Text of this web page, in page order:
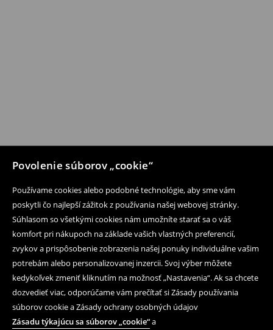
Povolenie súborov „cookie“
Používame cookies alebo podobné technológie, aby sme vám
poskytli čo najlepší zážitok z používania našej webovej stránky.
Súhlasom so všetkými cookies nám umožníte starať sa o váš
komfort pri nákupoch na základe vašich vlastných preferencií,
zvykov a prispôsobenie zobrazenia našej ponuky individuálne vašim
potrebám alebo personalizovanej inzercii. Svoj výber môžete
kedykoľvek zmeniť kliknutím na možnosť „Nastavenia“. Ak sa chcete
dozvedieť viac, odporúčame vám prečítať si Zásady používania
súborov cookie a Zásady ochrany osobných údajov
Zásadu týkajúcu sa súborov „cookie“a